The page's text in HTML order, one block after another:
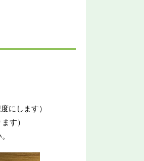
にします）
す）